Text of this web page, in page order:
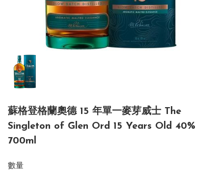
蘇格登格蘭奧德 15 年單一麥芽威士 The
Singleton of Glen Ord 15 Years Old 40%
700ml
數量